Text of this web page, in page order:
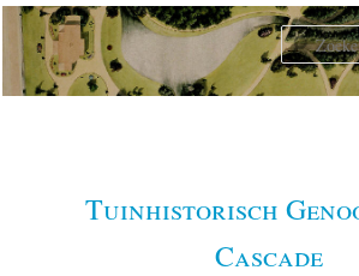
Spring
naar
primaire
Tuinhistorisch
Cascade